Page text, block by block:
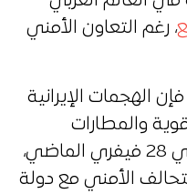
، رغم التعاون الأمني
الهجمات الإيرانية
والمطارات
الأمني مع دولة